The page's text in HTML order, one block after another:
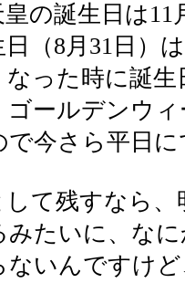
の誕生日は11
日（8月31日）
なった時に誕
ゴールデンウ
で今さら平日
て残すなら、
みたいに、な
ないんですけ